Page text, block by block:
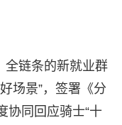
全链条的新就业群
场景”，签署《分
协同回应骑士“十